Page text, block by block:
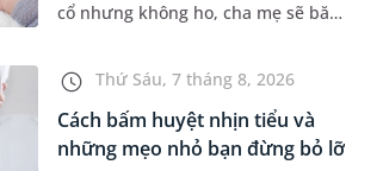
cổ nhưng không ho, cha mẹ sẽ băn
đường hô hấp hay không. Những
chia sẻ dưới đây sẽ giúp ch...
Thứ Sáu, 7 tháng 8, 2026
Cách bấm huyệt nhịn tiểu và
những mẹo nhỏ bạn đừng bỏ lỡ